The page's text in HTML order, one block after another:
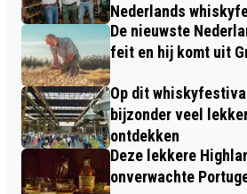
Nederlands
De nieuwste
feit en hij komt uit
Op dit
bijzonder veel
ontdekken
Deze lekkere
onverwachte